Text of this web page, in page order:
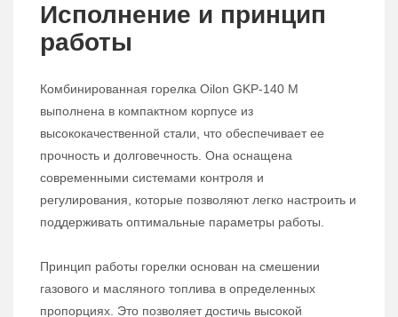
Исполнение и принцип
работы
Комбинированная горелка Oilon GKP-140 M
выполнена в компактном корпусе из
высококачественной стали, что обеспечивает ее
прочность и долговечность. Она оснащена
современными системами контроля и
регулирования, которые позволяют легко настроить и
поддерживать оптимальные параметры работы.
Принцип работы горелки основан на смешении
газового и масляного топлива в определенных
пропорциях. Это позволяет достичь высокой